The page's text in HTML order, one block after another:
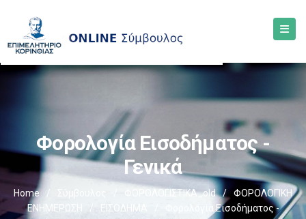
Φορολογία Εισοδήματος -
Γενικά
Home / Σύμβουλος ΦΟΡΟΛΟΓΙΣΤΙΚΑ_old /
ΦΟΡΟΛΟΓΙΚΗ
ΕΝΗΜΕΡΩΣΗ
/ ΕΙΣΟΔΗΜΑ
Φορολογία Εισοδήματος -